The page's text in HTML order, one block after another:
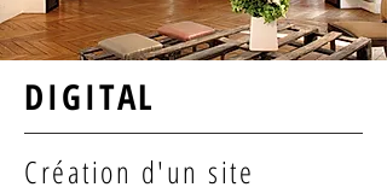
DIGITAL
Création d'un site